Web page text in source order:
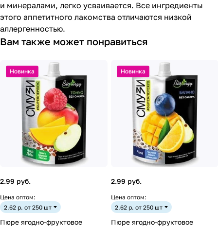
и минералами, легко усваивается. Все ингредиенты
этого аппетитного лакомства отличаются низкой
аллергенностью.
Вам также может понравиться
Новинка
2.99 руб.
Цена оптом:
2.62 р. от 250 шт
Пюре ягодно-фруктовое
Новинка
2.99 руб.
Цена оптом:
2.62 р. от 250 шт
Пюре ягодно-фруктовое